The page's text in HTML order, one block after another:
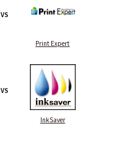
VS
Print Expert
VS
InkSaver